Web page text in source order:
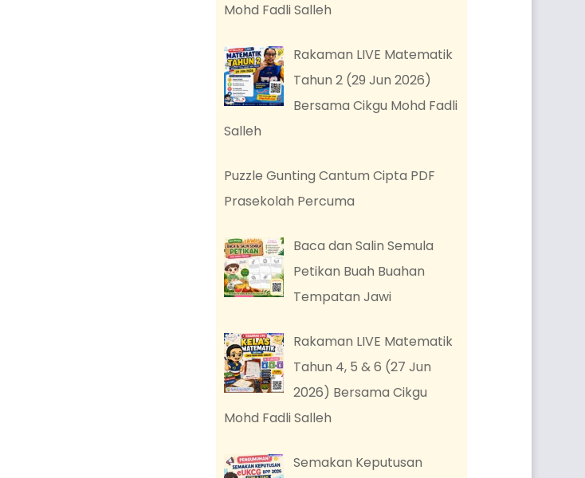
Mohd Fadli Salleh
Rakaman LIVE Matematik
Tahun 2 (29 Jun 2026)
Bersama Cikgu Mohd Fadli
Salleh
Puzzle Gunting Cantum Cipta PDF
Prasekolah Percuma
Baca dan Salin Semula
Petikan Buah Buahan
Tempatan Jawi
Rakaman LIVE Matematik
Tahun 4, 5 & 6 (27 Jun
2026) Bersama Cikgu
Mohd Fadli Salleh
Semakan Keputusan